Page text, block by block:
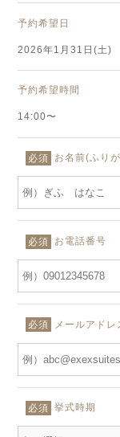
予約希望日
2026年1月31日(土)
予約希望時間
14:00〜
必須 お名前(ふり
必須 お電話番号
必須 メールアドレ
必須 挙式時期